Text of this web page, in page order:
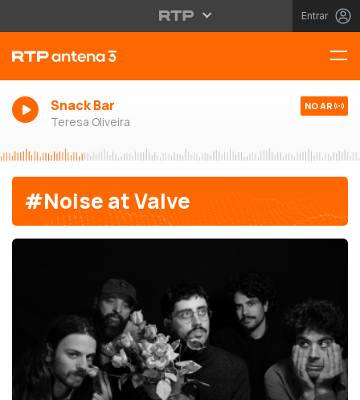
Entrar
Snack Bar
Teresa Oliveira
NO AR
#Noise at Valve